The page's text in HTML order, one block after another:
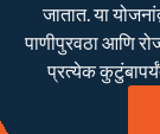
जातात. या
पाणीपुरवठा आणि
प्रत्येक